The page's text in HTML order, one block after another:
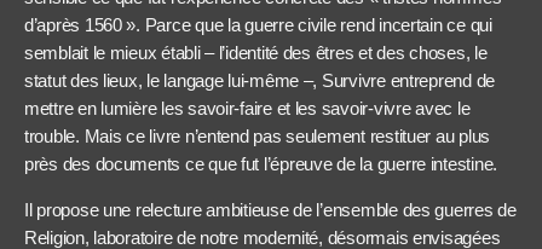
d’après 1560 ». Parce que la guerre civile rend incertain ce qui
semblait le mieux établi – l’identité des êtres et des choses, le
statut des lieux, le langage lui-même –, Survivre entreprend de
mettre en lumière les savoir-faire et les savoir-vivre avec le
trouble. Mais ce livre n’entend pas seulement restituer au plus
près des documents ce que fut l’épreuve de la guerre intestine.
Il propose une relecture ambitieuse de l’ensemble des guerres de
Religion, laboratoire de notre modernité, désormais envisagées